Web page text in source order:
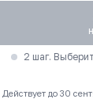
2 шаг.
Действует до 30